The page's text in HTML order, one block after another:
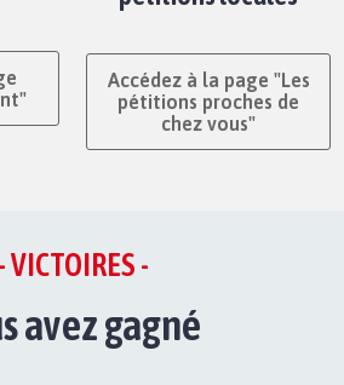
Accédez à la page "Les
pétitions proches de
chez vous"
- VICTOIRES -
avez gagné